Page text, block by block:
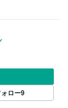
ロー9